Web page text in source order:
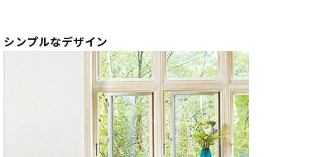
シンプルなデザイン